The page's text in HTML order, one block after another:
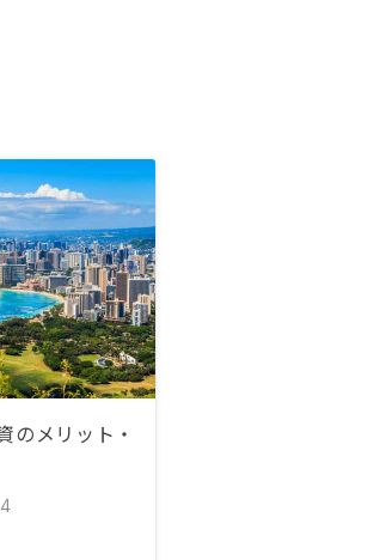
のメリット・